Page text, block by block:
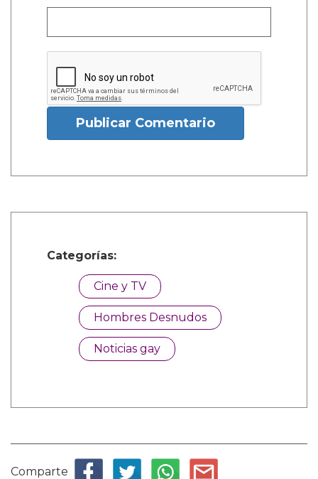
Publicar Comentario
Categorías:
Cine y TV
Hombres Desnudos
Noticias gay
Comparte